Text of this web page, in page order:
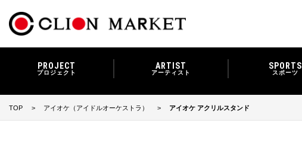
PROJECT
プロジェクト
ARTIST
アーティスト
SPORTS
スポーツ
TOP アイオケ（アイドルオーケストラ） アイオケ アクリルスタンド